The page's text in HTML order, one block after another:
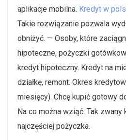
aplikacje mobilna. Kredyt w
Takie rozwiązanie pozwala
obniżyć. — Osoby, które
hipoteczne, pożyczki
kredyt hipoteczny. Kredyt na
działkę, remont. Okres
miesięcy). Chcę kupić gotowy
Na co można wziąć. Tak zwany
najczęściej pożyczka.